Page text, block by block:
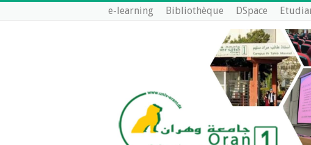
e-learning Bibliothèque DSpace